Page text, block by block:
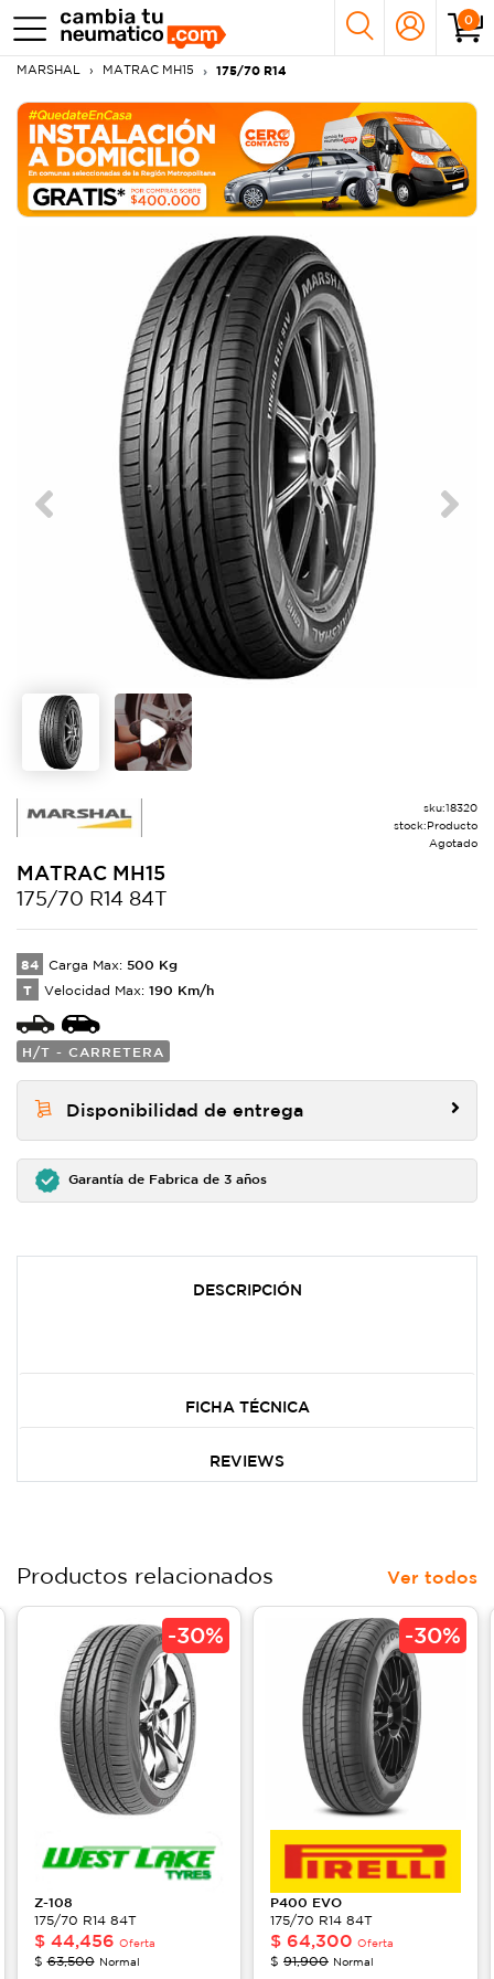
0
MARSHAL MATRAC MH15 175/70 R14
Previous Next
sku:18320
stock:Producto
Agotado
MATRAC MH15
175/70 R14 84T
84 Carga Max: 500 Kg
T Velocidad Max: 190 Km/h
H/T - CARRETERA
Disponibilidad de entrega
Garantía de Fabrica de 3 años
DESCRIPCIÓN
FICHA TÉCNICA
REVIEWS
Productos relacionados Ver todos
-30%
Z-108
175/70 R14 84T
$ 44,456 Oferta
$63,500 Normal
-30%
P400 EVO
175/70 R14 84T
$ 64,300 Oferta
$ 91,900 Normal